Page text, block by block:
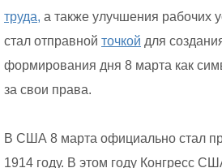
труда, а также улучшения рабочих
стал отправной точкой для
формирования дня 8 марта как
за свои права.
В США 8 марта официально стал
1914 году. В этом году Конгресс